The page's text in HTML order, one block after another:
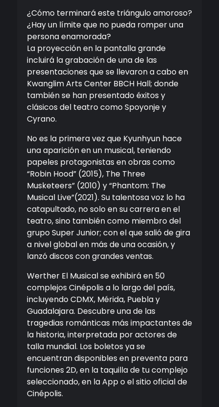
¿Cómo terminará este triángulo amoroso?
¿Hay un límite que no pueda romper una
persona enamorada?
La proyección en la pantalla grande
incluirá la grabación de una de las
presentaciones que se llevaron a cabo en
Kwanglim Arts Center BBCH Hall; donde
también se han presentado éxitos y
clásicos del teatro como Spoyonje y
Cyrano.
No es la primera vez que Kyunhyun hace
una aparición en un musical, teniendo
papeles protagonistas en obras como
“Robin Hood” (2015), The Three
Musketeers” (2010) y “Phantom: The
Musical Live”(2021). Su talentosa voz lo ha
catapultado, no solo en su carrera en el
teatro, sino también como miembro del
grupo Super Junior; con el que salió de gira
a nivel global en más de una ocasión, y
lanzó discos con grandes ventas.
Werther El Musical se exhibirá en 50
complejos Cinépolis a lo largo del país,
incluyendo CDMX, Mérida, Puebla y
Guadalajara. Descubre una de las
tragedias románticas más impactantes de
la historia, interpretada por actores de
talla mundial. Los boletos ya se
encuentran disponibles en preventa para
funciones 2D, en la taquilla de tu complejo
seleccionado, en la App o el sitio oficial de
Cinépolis.